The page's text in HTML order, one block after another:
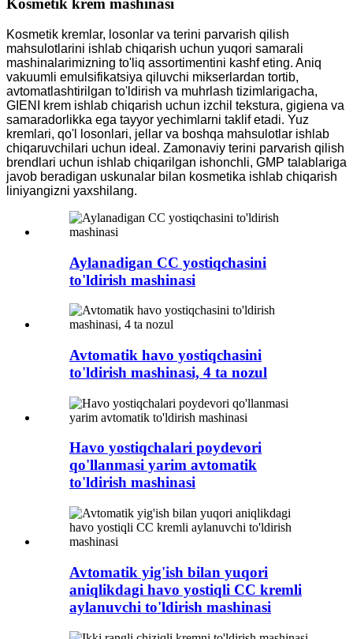
Kosmetik krem ​​mashinasi
Kosmetik kremlar, losonlar va terini parvarish qilish
mahsulotlarini ishlab chiqarish uchun yuqori samarali
mashinalarimizning to'liq assortimentini kashf eting. Aniq
vakuumli emulsifikatsiya qiluvchi mikserlardan tortib,
avtomatlashtirilgan to'ldirish va muhrlash tizimlarigacha,
GIENI krem ​​ishlab chiqarish uchun izchil tekstura, gigiena va
samaradorlikka ega tayyor yechimlarni taklif etadi. Yuz
kremlari, qo'l losonlari, jellar va boshqa mahsulotlar ishlab
chiqaruvchilari uchun ideal. Zamonaviy terini parvarish qilish
brendlari uchun ishlab chiqarilgan ishonchli, GMP talablariga
javob beradigan uskunalar bilan kosmetika ishlab chiqarish
liniyangizni yaxshilang.
Aylanadigan CC yostiqchasini
to'ldirish mashinasi
Avtomatik havo yostiqchasini
to'ldirish mashinasi, 4 ta nozul
Havo yostiqchalari poydevori
qo'llanmasi yarim avtomatik
to'ldirish mashinasi
Avtomatik yig'ish bilan yuqori
aniqlikdagi havo yostiqli CC kremli
aylanuvchi to'ldirish mashinasi